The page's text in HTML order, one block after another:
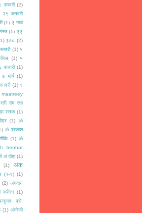
फरवरी (2)
२९ जनवरी
(1) ३ मार्च
(1) ३३
३७० (2)
(1) ५
(1) ५
६ फरवरी (1)
७ मार्च (1)
(1) ९
राम रक्षा
शतक (1)
(1)
ॐ
ॐ प्रकाश
(1) ॐ
beohar
अं दोहा (1)
(1)
अंक
(१-९) (1)
(2) अंगदान
कविता (1)
प्रो.
(1) अंगरेजी